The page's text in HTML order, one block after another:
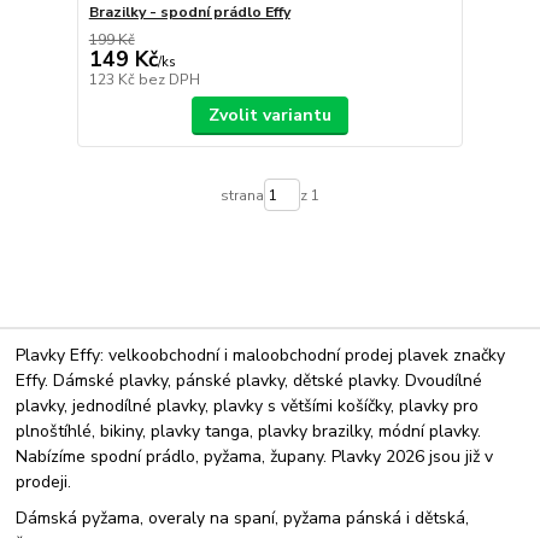
Brazilky - spodní prádlo Effy
199 Kč
149 Kč/ks
123 Kč bez DPH
Zvolit variantu
strana z 1
Plavky Effy: velkoobchodní i maloobchodní prodej plavek značky
Effy. Dámské plavky, pánské plavky, dětské plavky. Dvoudílné
plavky, jednodílné plavky, plavky s většími košíčky, plavky pro
plnoštíhlé, bikiny, plavky tanga, plavky brazilky, módní plavky.
Nabízíme spodní prádlo, pyžama, župany. Plavky 2026 jsou již v
prodeji.
Dámská pyžama, overaly na spaní, pyžama pánská i dětská,